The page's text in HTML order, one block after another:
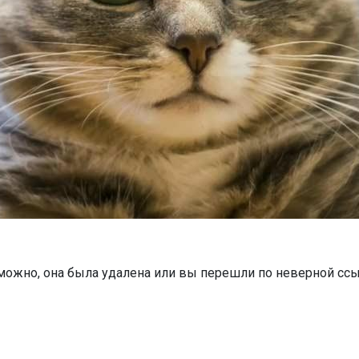
она была удалена или вы перешли по неверной